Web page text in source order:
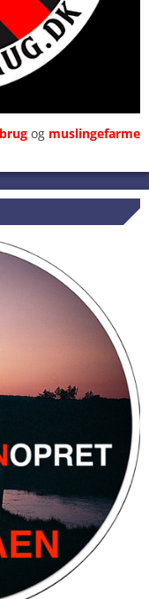
og muslingefarme